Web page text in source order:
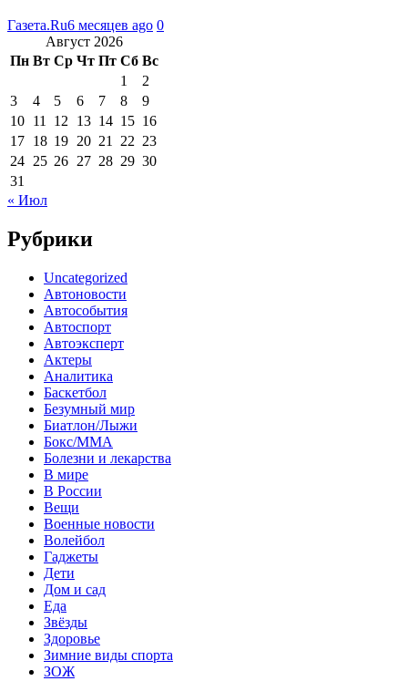
Газета.Ru6 месяцев ago 0
Август 2026
Пн Вт Ср Чт Пт Сб Вс
1
2
3
4 5 6 7 8
9
10 11 12 13 14 15 16
17 18 19 20 21 22 23
24 25 26 27 28 29 30
31
« Июл
Рубрики
Uncategorized
Автоновости
Автособытия
Автоспорт
Автоэксперт
Актеры
Аналитика
Баскетбол
Безумный мир
Биатлон/Лыжи
Бокс/MMA
Болезни и лекарства
В мире
В России
Вещи
Военные новости
Волейбол
Гаджеты
Дети
Дом и сад
Еда
Звёзды
Здоровье
Зимние виды спорта
ЗОЖ